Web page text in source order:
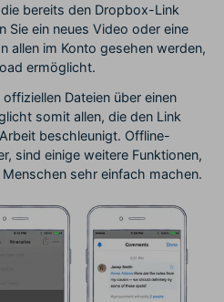
bereits den Dropbox-Link
Sie ein neues Video oder eine
allen im Konto gesehen werden,
ermöglicht.
Dateien über einen
somit allen, die den Link
beschleunigt. Offline-
sind einige weitere Funktionen,
sehr einfach machen.